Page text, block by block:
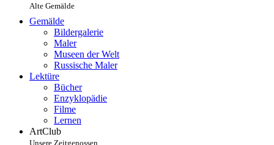
Alte Gemälde
Gemälde
Bildergalerie
Maler
Museen der Welt
Russische Maler
Lektüre
Bücher
Enzyklopädie
Filme
Lernen
ArtClub
Unsere Zeitgenossen